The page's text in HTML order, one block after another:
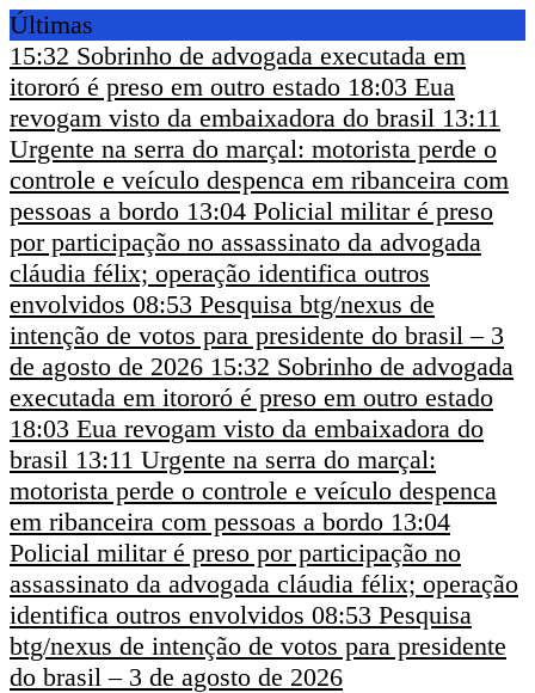
Últimas
15:32 Sobrinho de advogada executada em
itororó é preso em outro estado 18:03 Eua
revogam visto da embaixadora do brasil 13:11
Urgente na serra do marçal: motorista perde o
controle e veículo despenca em ribanceira com
pessoas a bordo 13:04 Policial militar é preso
por participação no assassinato da advogada
cláudia félix; operação identifica outros
envolvidos 08:53 Pesquisa btg/nexus de
intenção de votos para presidente do brasil – 3
de agosto de 2026 15:32 Sobrinho de advogada
executada em itororó é preso em outro estado
18:03 Eua revogam visto da embaixadora do
brasil 13:11 Urgente na serra do marçal:
motorista perde o controle e veículo despenca
em ribanceira com pessoas a bordo 13:04
Policial militar é preso por participação no
assassinato da advogada cláudia félix; operação
identifica outros envolvidos 08:53 Pesquisa
btg/nexus de intenção de votos para presidente
do brasil – 3 de agosto de 2026